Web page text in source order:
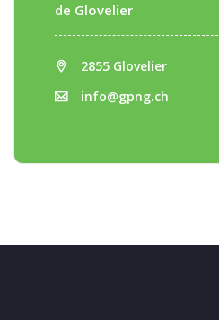
de Glovelier
2855 Glovelier
info@gpng.ch